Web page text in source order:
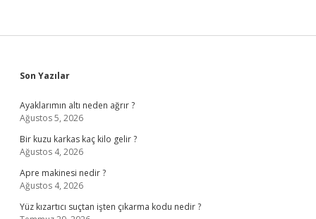
Sidebar
Son Yazılar
Ayaklarımın altı neden ağrır ?
Ağustos 5, 2026
Bir kuzu karkas kaç kilo gelir ?
Ağustos 4, 2026
Apre makinesi nedir ?
Ağustos 4, 2026
Yüz kızartıcı suçtan işten çıkarma kodu nedir ?